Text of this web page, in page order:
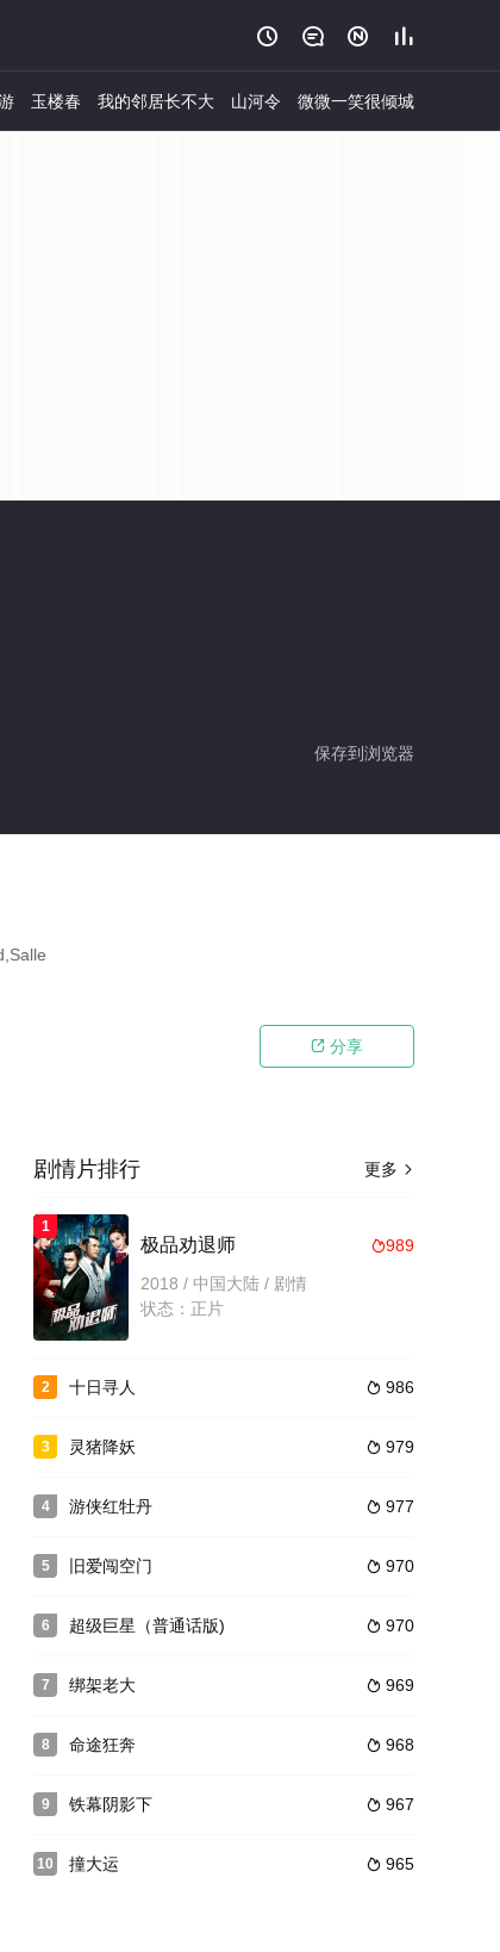
   
玉楼春 我的邻居长不大 山河令 微微一笑很倾城
保存到浏览器
 分享
下落，与拍档前往圣彼得堡设立联络处，一名自称商人的德国人竟然
的一同妹妹经营着一家叫做“野兽天堂”的大型宠物商店。多米尼克
，心存善念的人最后得到心灵的救赎。情节紧凑，跌
健は、事件もない日々に退屈していた。ある日、迷子のゴールデ
夫失去了记忆，苏苏居然到花家当起了丫鬟，苏苏受尽了苦难，但渐
更多 
剧情片排行
1
989
极品劝退师
2018 / 中国大陆 / 剧情
状态：正片
2  986
十日寻人
3  979
灵猪降妖
4  977
游侠红牡丹
5  970
旧爱闯空门
6  970
超级巨星（普通话版)
7  969
绑架老大
8  968
命途狂奔
9  967
铁幕阴影下
10  965
撞大运